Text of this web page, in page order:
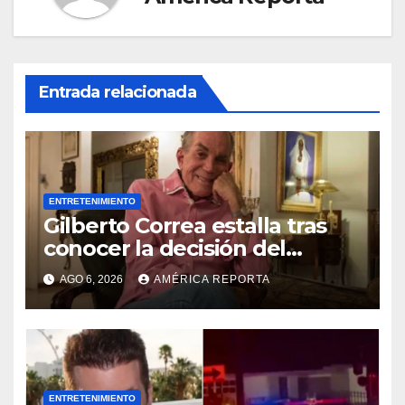
Entrada relacionada
ENTRETENIMIENTO
Gilberto Correa estalla tras
conocer la decisión del
tribunal en su caso
AGO 6, 2026 AMÉRICA REPORTA
ENTRETENIMIENTO